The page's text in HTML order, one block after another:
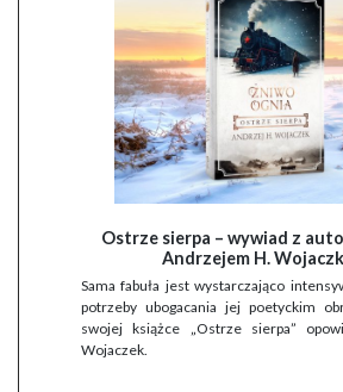
Ostrze sierpa – wywiad z
Andrzejem H.
Sama fabuła jest wystarczająco
potrzeby ubogacania jej poetyckim
swojej książce „Ostrze sierpa”
Wojaczek.